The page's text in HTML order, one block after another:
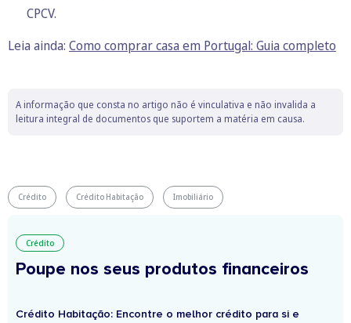
CPCV.
Leia ainda: Como comprar casa em Portugal: Guia completo
A informação que consta no artigo não é vinculativa e não invalida a
leitura integral de documentos que suportem a matéria em causa.
Crédito Crédito Habitação Imobiliário
Crédito
Poupe nos seus produtos financeiros
Crédito Habitação: Encontre o melhor crédito para si e